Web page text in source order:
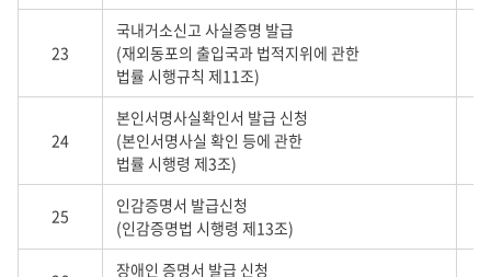
23
국내거소신고 사실증명 발급
(재외동포의 출입국과 법적지위에 관한
법률 시행규칙 제11조)
24
본인서명사실확인서 발급 신청
(본인서명사실 확인 등에 관한
법률 시행령 제3조)
25
인감증명서 발급신청
(인감증명법 시행령 제13조)
장애인 증명서 발급 신청